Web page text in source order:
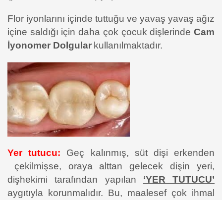
Flor iyonlarını içinde tuttuğu ve yavaş yavaş ağız
içine saldığı için daha çok çocuk dişlerinde Cam
İyonomer Dolgular kullanılmaktadır.
Yer tutucu: Geç kalınmış, süt dişi erkenden
çekilmişse, oraya alttan gelecek dişin yeri,
dişhekimi tarafından yapılan ‘YER TUTUCU’
aygıtıyla korunmalıdır. Bu, maalesef çok ihmal